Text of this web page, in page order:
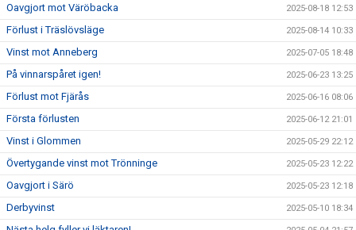
Oavgjort mot Väröbacka 2025-08-18 12:53
Förlust i Träslövsläge 2025-08-14 10:33
Vinst mot Anneberg 2025-07-05 18:48
På vinnarspåret igen! 2025-06-23 13:25
Förlust mot Fjärås 2025-06-16 08:06
Första förlusten 2025-06-12 21:01
Vinst i Glommen 2025-05-29 22:12
Övertygande vinst mot Trönninge 2025-05-23 12:22
Oavgjort i Särö 2025-05-23 12:18
Derbyvinst 2025-05-10 18:34